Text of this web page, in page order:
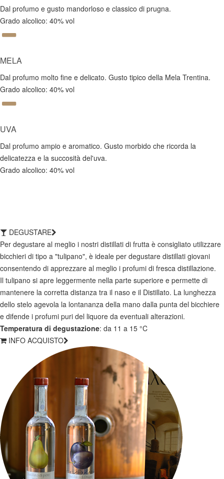
Dal profumo e gusto mandorloso e classico di prugna.
Grado alcolico: 40% vol
MELA
Dal profumo molto fine e delicato. Gusto tipico della Mela Trentina.
Grado alcolico: 40% vol
UVA
Dal profumo ampio e aromatico. Gusto morbido che ricorda la
delicatezza e la succosità del'uva.
Grado alcolico: 40% vol
DEGUSTARE
Per degustare al meglio i nostri distillati di frutta è consigliato utilizzare
bicchieri di tipo a "tulipano", è ideale per degustare distillati giovani
consentendo di apprezzare al meglio i profumi di fresca distillazione.
Il tulipano si apre leggermente nella parte superiore e permette di
mantenere la corretta distanza tra il naso e il Distillato. La lunghezza
dello stelo agevola la lontananza della mano dalla punta del bicchiere
e difende i profumi puri del liquore da eventuali alterazioni.
Temperatura di degustazione: da 11 a 15 °C
INFO ACQUISTO